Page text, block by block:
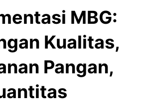
MBG:
Kualitas,
Pangan,